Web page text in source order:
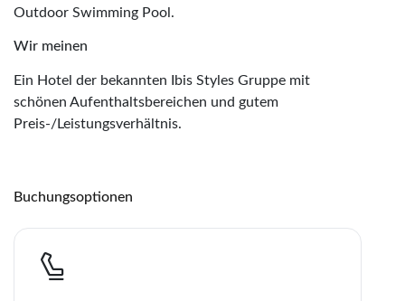
Outdoor Swimming Pool.
Wir meinen
Ein Hotel der bekannten Ibis Styles Gruppe mit
schönen Aufenthaltsbereichen und gutem
Preis-/Leistungsverhältnis.
Buchungsoptionen